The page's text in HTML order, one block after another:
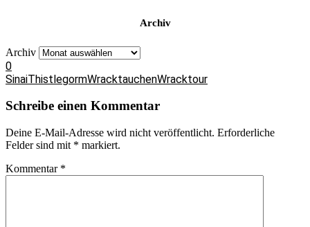
Archiv
Archiv
0
SinaiThistlegormWracktauchenWracktour
Schreibe einen Kommentar
Deine E-Mail-Adresse wird nicht veröffentlicht. Erforderliche
Felder sind mit * markiert.
Kommentar *